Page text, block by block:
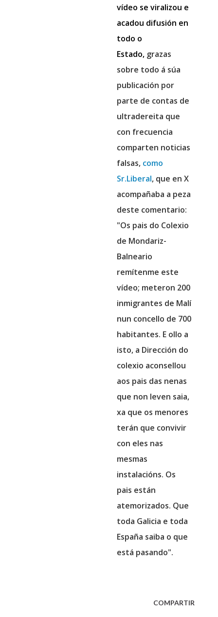
vídeo se viralizou e
acadou difusión en
todo o
Estado, grazas
sobre todo á súa
publicación por
parte de contas de
ultradereita que
con frecuencia
comparten noticias
falsas, como
Sr.Liberal, que en X
acompañaba a peza
deste comentario:
"Os pais do Colexio
de Mondariz-
Balneario
remítenme este
vídeo; meteron 200
inmigrantes de Malí
nun concello de 700
habitantes. E ollo a
isto, a Dirección do
colexio aconsellou
aos pais das nenas
que non leven saia,
xa que os menores
terán que convivir
con eles nas
mesmas
instalacións. Os
pais están
atemorizados. Que
toda Galicia e toda
España saiba o que
está pasando".
COMPARTIR